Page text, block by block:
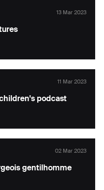
13 Mar 2023
11 Mar 2023
podcast
02 Mar 2023
gentilhomme